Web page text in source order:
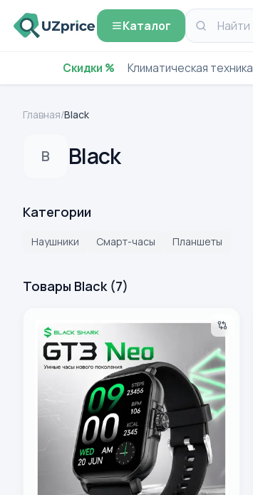
Каталог
Скидки % Климатическая техника
Главная/Black
B Black
Категории
Наушники Смарт-часы Планшеты
Товары Black(7)